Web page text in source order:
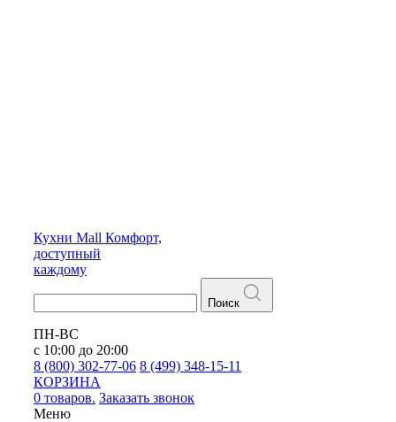
Кухни Mall Комфорт,
доступный
каждому
Поиск
ПН-ВС
с 10:00 до 20:00
8 (800) 302-77-06 8 (499) 348-15-11
КОРЗИНА
0 товаров. Заказать звонок
Меню